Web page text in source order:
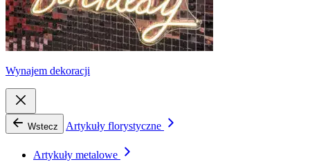
Wynajem dekoracji
Wstecz Artykuły florystyczne
Artykuły metalowe